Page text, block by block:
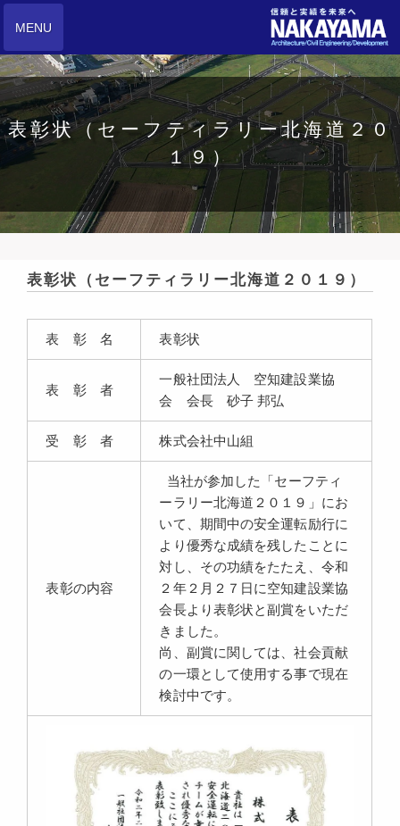
MENU
表彰状（セーフティラリー北海道２０
１９）
表彰状（セーフティラリー北海道２０１９）
表 彰 名 表彰状
表 彰 者
一般社団法人 空知建設業協
会 会長 砂子 邦弘
受 彰 者 株式会社中山組
表彰の内容
当社が参加した「セーフティ
ーラリー北海道２０１９」にお
いて、期間中の安全運転励行に
より優秀な成績を残したことに
対し、その功績をたたえ、令和
２年２月２７日に空知建設業協
会長より表彰状と副賞をいただ
きました。
尚、副賞に関しては、社会貢献
の一環として使用する事で現在
検討中です。